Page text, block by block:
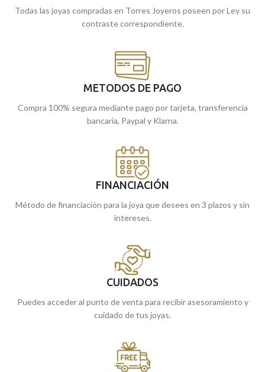
Málaga , o cómprala
online y te la
Málaga
online y te la
Todas las joyas compradas en Torres Joyeros poseen por Ley su
contraste correspondiente.
METODOS DE PAGO
Compra 100% segura mediante pago por tarjeta, transferencia
bancaria, Paypal y Klarna.
FINANCIACIÓN
Método de financiación para la joya que desees en 3 plazos y sin
intereses.
CUIDADOS
Puedes acceder al punto de venta para recibir asesoramiento y
cuidado de tus joyas.